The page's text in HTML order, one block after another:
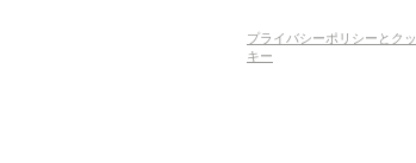
プライバシーポリシーとクッ
キー